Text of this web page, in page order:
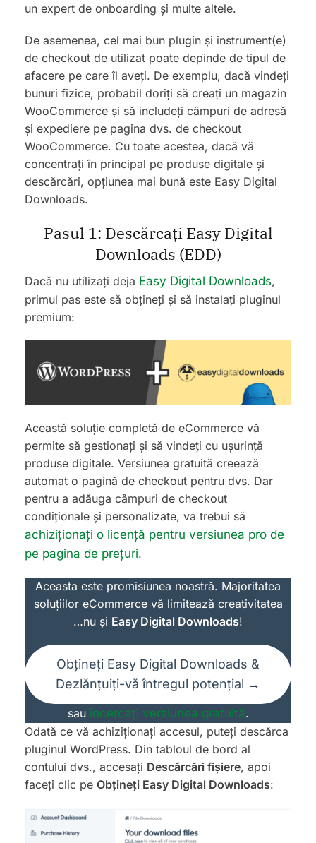
un expert de onboarding și multe altele.
De asemenea, cel mai bun plugin și instrument(e)
de checkout de utilizat poate depinde de tipul de
afacere pe care îl aveți. De exemplu, dacă vindeți
bunuri fizice, probabil doriți să creați un magazin
WooCommerce și să includeți câmpuri de adresă
și expediere pe pagina dvs. de checkout
WooCommerce. Cu toate acestea, dacă vă
concentrați în principal pe produse digitale și
descărcări, opțiunea mai bună este Easy Digital
Downloads.
Pasul 1: Descărcați Easy Digital
Downloads (EDD)
Dacă nu utilizați deja Easy Digital Downloads,
primul pas este să obțineți și să instalați pluginul
premium:
Această soluție completă de eCommerce vă
permite să gestionați și să vindeți cu ușurință
produse digitale. Versiunea gratuită creează
automat o pagină de checkout pentru dvs. Dar
pentru a adăuga câmpuri de checkout
condiționale și personalizate, va trebui să
achiziționați o licență pentru versiunea pro de
pe pagina de prețuri.
Aceasta este promisiunea noastră. Majoritatea
soluțiilor eCommerce vă limitează creativitatea
…nu și Easy Digital Downloads!
Obțineți Easy Digital Downloads &
Dezlănțuiți-vă întregul potențial →
sau încercați versiunea gratuită.
Odată ce vă achiziționați accesul, puteți descărca
pluginul WordPress. Din tabloul de bord al
contului dvs., accesați Descărcări fișiere, apoi
faceți clic pe Obțineți Easy Digital Downloads: